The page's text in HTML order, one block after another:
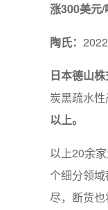
涨300美元/
陶氏：
日本德山
炭黑疏水性
以上。
以上20余
个细分领域
尽，断货